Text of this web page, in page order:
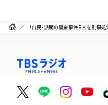
「自民・派閥の裏金事件 8人を刑事